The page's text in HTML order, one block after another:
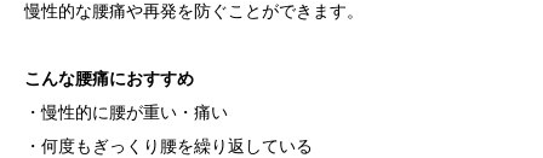
慢性的な腰痛や再発を防ぐことができます。
こんな腰痛におすすめ
・慢性的に腰が重い・痛い
・何度もぎっくり腰を繰り返している